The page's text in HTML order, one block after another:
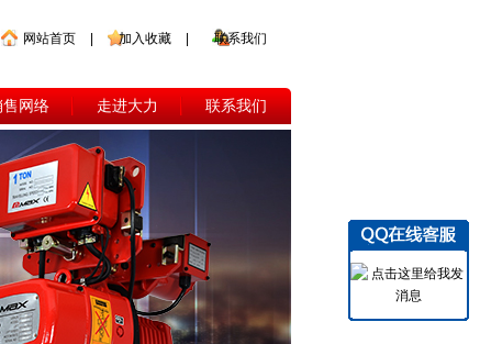
网站首页 加入收藏 联系我们
网络 走进大力 联系我们